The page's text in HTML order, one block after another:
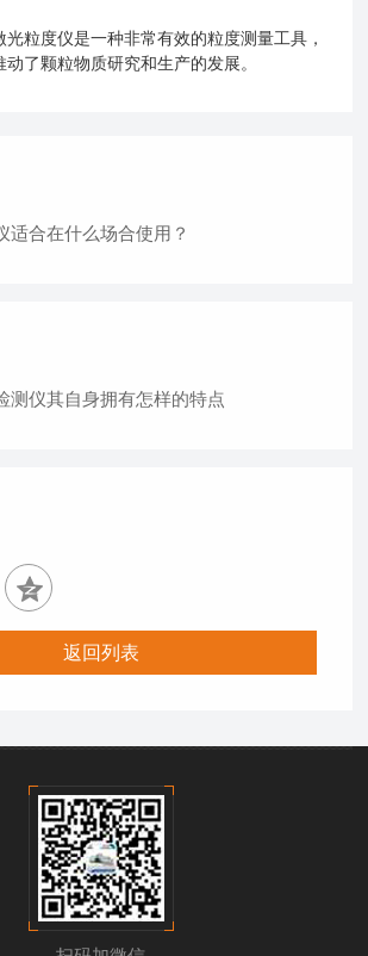
度仪是一种非常有效的粒度测量工具，
了颗粒物质研究和生产的发展。
适合在什么场合使用？
测仪其自身拥有怎样的特点
返回列表